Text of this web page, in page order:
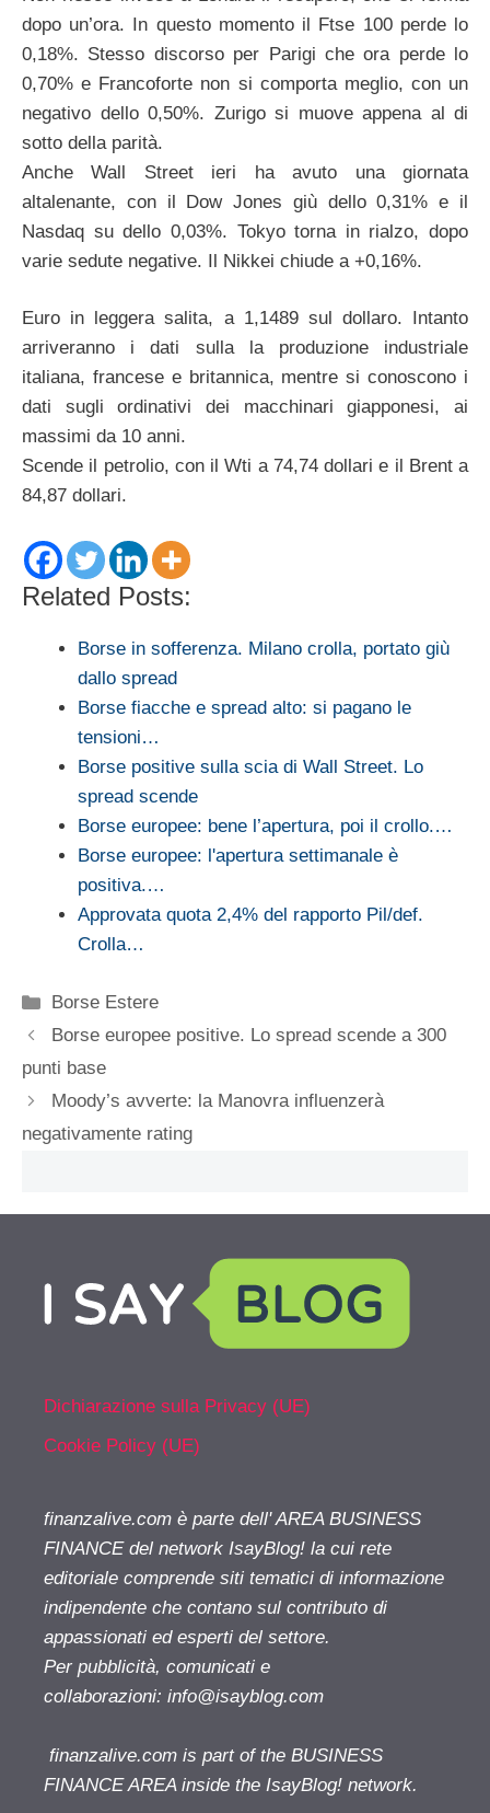
dopo un’ora. In questo momento il Ftse 100 perde lo
0,18%. Stesso discorso per Parigi che ora perde lo
0,70% e Francoforte non si comporta meglio, con un
negativo dello 0,50%. Zurigo si muove appena al di
sotto della parità.
Anche Wall Street ieri ha avuto una giornata
altalenante, con il Dow Jones giù dello 0,31% e il
Nasdaq su dello 0,03%. Tokyo torna in rialzo, dopo
varie sedute negative. Il Nikkei chiude a +0,16%.
Euro in leggera salita, a 1,1489 sul dollaro. Intanto
arriveranno i dati sulla la produzione industriale
italiana, francese e britannica, mentre si conoscono i
dati sugli ordinativi dei macchinari giapponesi, ai
massimi da 10 anni.
Scende il petrolio, con il Wti a 74,74 dollari e il Brent a
84,87 dollari.
Related Posts:
Borse in sofferenza. Milano crolla, portato giù
dallo spread
Borse fiacche e spread alto: si pagano le
tensioni…
Borse positive sulla scia di Wall Street. Lo
spread scende
Borse europee: bene l’apertura, poi il crollo.…
Borse europee: l'apertura settimanale è
positiva.…
Approvata quota 2,4% del rapporto Pil/def.
Crolla…
Categorie
Borse Estere
Borse europee positive. Lo spread scende a 300
punti base
Moody’s avverte: la Manovra influenzerà
negativamente rating
Dichiarazione sulla Privacy (UE)
Cookie Policy (UE)
finanzalive.com è parte dell' AREA BUSINESS
FINANCE del network IsayBlog! la cui rete
editoriale comprende siti tematici di informazione
indipendente che contano sul contributo di
appassionati ed esperti del settore.
Per pubblicità, comunicati e
collaborazioni: info@isayblog.com
finanzalive.com is part of the BUSINESS
FINANCE AREA inside the IsayBlog! network.